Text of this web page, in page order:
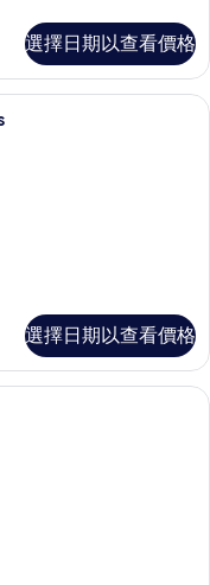
選擇日期以查看價格
、迷你吧、客房內保險箱、書
選擇日期以查看價格
Balcony Room King | 高級